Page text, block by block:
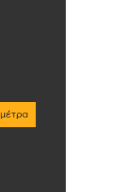
μέτρα